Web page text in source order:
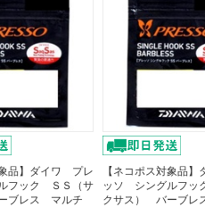
象品】ダイワ プレ
フック ＳＳ（サ
ブレス マルチ
【ネコポス対象品
ッソ シングルフッ
クサス） バーブ